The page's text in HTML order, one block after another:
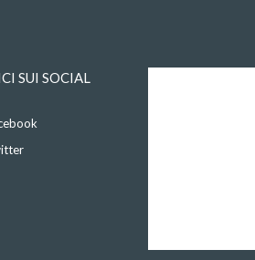
SUI SOCIAL